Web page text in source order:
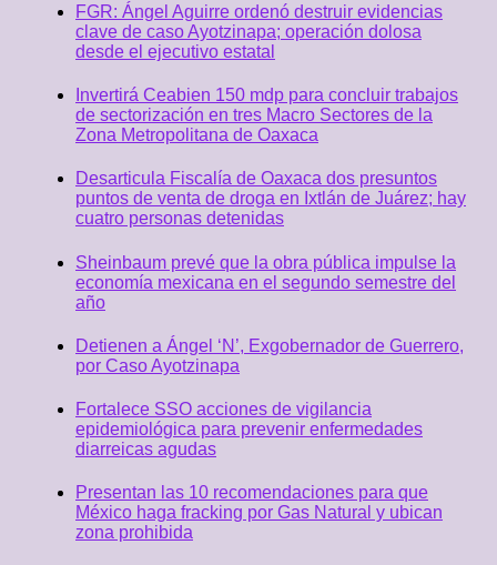
FGR: Ángel Aguirre ordenó destruir evidencias
clave de caso Ayotzinapa; operación dolosa
desde el ejecutivo estatal
Invertirá Ceabien 150 mdp para concluir trabajos
de sectorización en tres Macro Sectores de la
Zona Metropolitana de Oaxaca
Desarticula Fiscalía de Oaxaca dos presuntos
puntos de venta de droga en Ixtlán de Juárez; hay
cuatro personas detenidas
Sheinbaum prevé que la obra pública impulse la
economía mexicana en el segundo semestre del
año
Detienen a Ángel ‘N’, Exgobernador de Guerrero,
por Caso Ayotzinapa
Fortalece SSO acciones de vigilancia
epidemiológica para prevenir enfermedades
diarreicas agudas
Presentan las 10 recomendaciones para que
México haga fracking por Gas Natural y ubican
zona prohibida